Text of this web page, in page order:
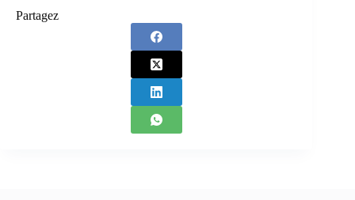
Partagez